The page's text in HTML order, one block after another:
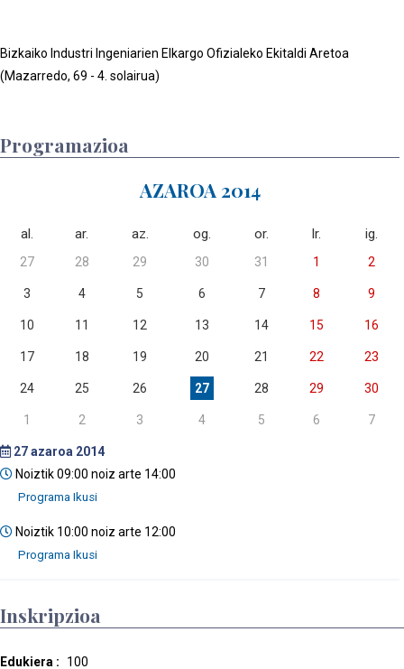
Bizkaiko Industri Ingeniarien Elkargo Ofizialeko Ekitaldi Aretoa
(Mazarredo, 69 - 4. solairua)
Programazioa
AZAROA 2014
al. ar. az. og. or. lr. ig.
27 28 29 30 31 1 2
3 4 5 6 7 8 9
10 11 12 13 14 15 16
17 18 19 20 21 22 23
24 25 26 27 28 29 30
1 2 3 4 5 6 7
27azaroa 2014
Noiztik 09:00 noiz arte 14:00
Noiztik 10:00 noiz arte 12:00
Inskripzioa
Edukiera : 100